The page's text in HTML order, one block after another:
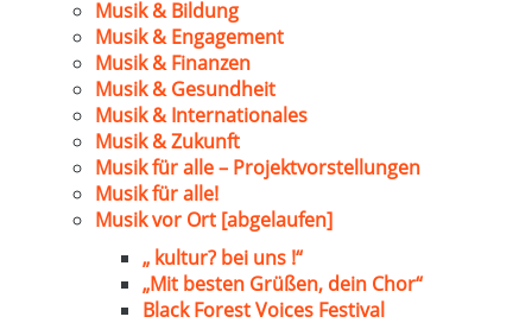
Musik & Bildung
Musik & Engagement
Musik & Finanzen
Musik & Gesundheit
Musik & Internationales
Musik & Zukunft
Musik für alle – Projektvorstellungen
Musik für alle!
Musik vor Ort [abgelaufen]
„ kultur? bei uns !“
„Mit besten Grüßen, dein Chor“
Black Forest Voices Festival